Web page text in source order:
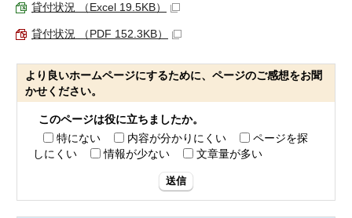
貸付状況 （Excel 19.5KB）
貸付状況 （PDF 152.3KB）
より良いホームページにするために、ページのご感想をお聞
かせください。
このページは役に立ちましたか。
特にない
内容が分かりにくい
ページを探
しにくい
情報が少ない 文章量が多い
送信